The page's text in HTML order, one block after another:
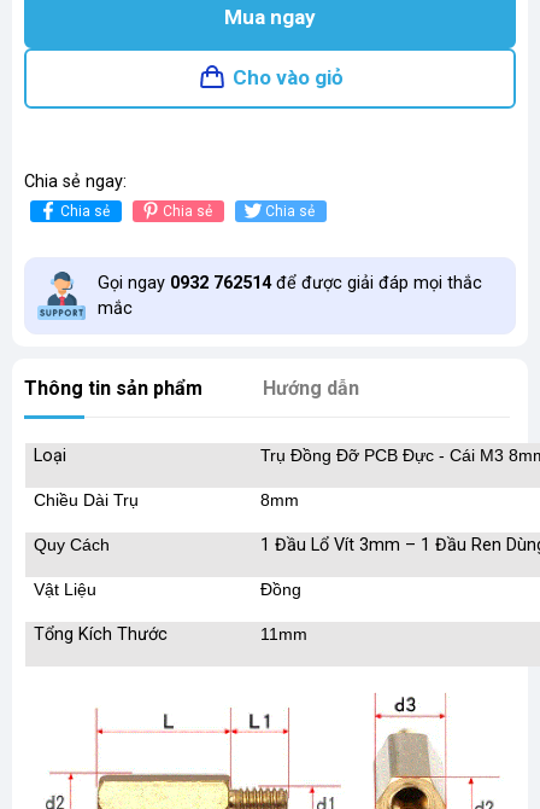
Mua ngay
Cho vào giỏ
Chia sẻ ngay:
Chia sẻ Chia sẻ Chia sẻ
Gọi ngay 0932 762514để được giải đáp mọi thắc
mắc
Thông tin sản phẩm Hướng dẫn
Loại Trụ Đồng Đỡ PCB Đực - Cái M3
Chiều Dài Trụ 8mm
Quy Cách 1 Đầu Lổ Vít 3mm – 1 Đầu Ren
Vật Liệu Đồng
Tổng Kích Thước 11mm